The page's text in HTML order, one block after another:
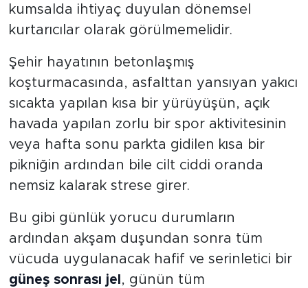
kumsalda ihtiyaç duyulan dönemsel
kurtarıcılar olarak görülmemelidir.
Şehir hayatının betonlaşmış
koşturmacasında, asfalttan yansıyan yakıcı
sıcakta yapılan kısa bir yürüyüşün, açık
havada yapılan zorlu bir spor aktivitesinin
veya hafta sonu parkta gidilen kısa bir
pikniğin ardından bile cilt ciddi oranda
nemsiz kalarak strese girer.
Bu gibi günlük yorucu durumların
ardından akşam duşundan sonra tüm
vücuda uygulanacak hafif ve serinletici bir
güneş sonrası jel , günün tüm